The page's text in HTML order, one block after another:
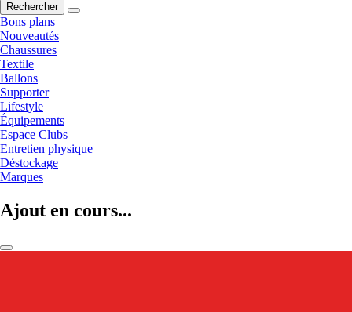
Rechercher
Bons plans
Nouveautés
Chaussures
Textile
Ballons
Supporter
Lifestyle
Équipements
Espace Clubs
Entretien physique
Déstockage
Marques
Ajout en cours...